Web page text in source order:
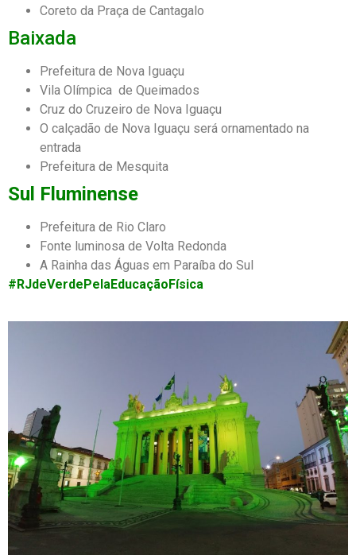
Coreto da Praça de Cantagalo
Baixada
Prefeitura de Nova Iguaçu
Vila Olímpica de Queimados
Cruz do Cruzeiro de Nova Iguaçu
O calçadão de Nova Iguaçu será ornamentado na
entrada
Prefeitura de Mesquita
Sul Fluminense
Prefeitura de Rio Claro
Fonte luminosa de Volta Redonda
A Rainha das Águas em Paraíba do Sul
#RJdeVerdePelaEducaçãoFísica